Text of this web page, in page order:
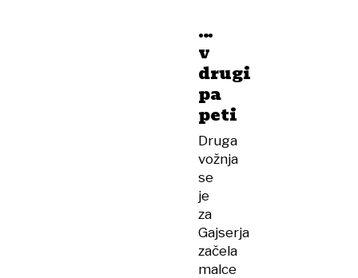
…
v
drugi
pa
peti
Druga
vožnja
se
je
za
Gajserja
začela
malce